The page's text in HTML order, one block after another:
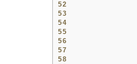
52
53
54
55
56
57
58